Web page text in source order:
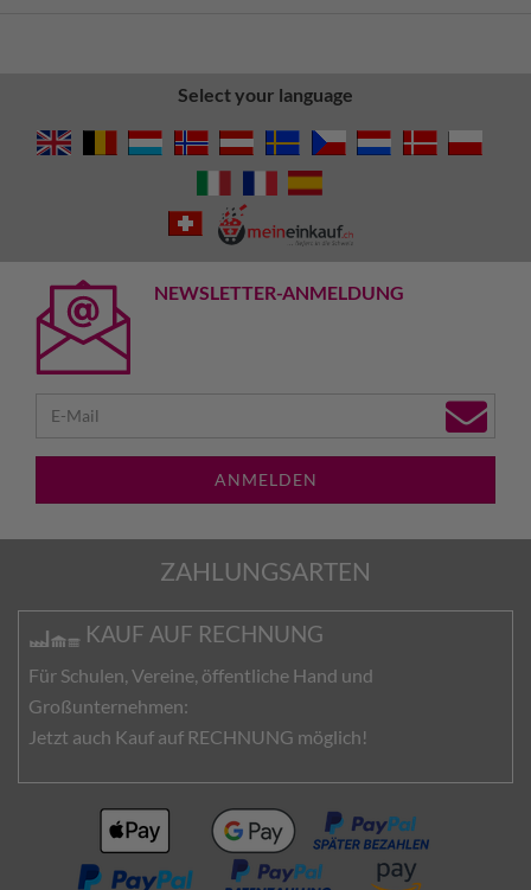
Select your language
NEWSLETTER-ANMELDUNG
ANMELDEN
ZAHLUNGSARTEN
KAUF AUF RECHNUNG
Für Schulen, Vereine, öffentliche Hand und
Großunternehmen:
Jetzt auch Kauf auf RECHNUNG möglich!